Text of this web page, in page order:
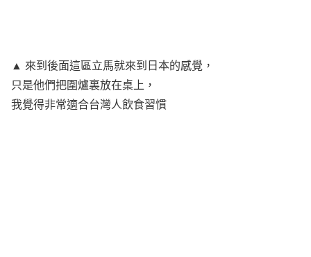
▲ 來到後面這區立馬就來到日本的感覺，
只是他們把圍爐裏放在桌上，
我覺得非常適合台灣人飲食習慣